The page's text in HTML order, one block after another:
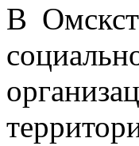
В